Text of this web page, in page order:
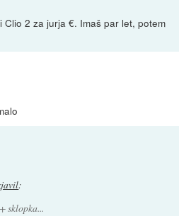
2 za jurja €. Imaš par let, potem
:
sklopka...